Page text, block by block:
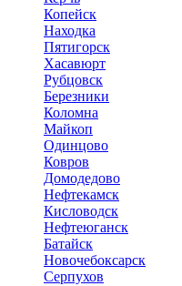
Копейск
Находка
Пятигорск
Хасавюрт
Рубцовск
Березники
Коломна
Майкоп
Одинцово
Ковров
Домодедово
Нефтекамск
Кисловодск
Нефтеюганск
Батайск
Новочебоксарск
Серпухов